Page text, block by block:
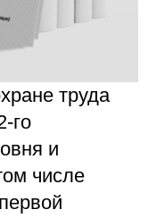
труда
го
и
числе